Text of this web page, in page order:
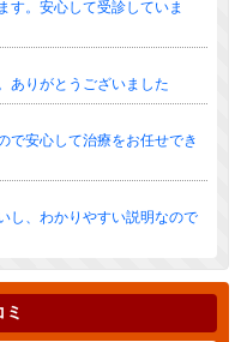
す。安心して受診していま
ありがとうございました
で安心して治療をお任せでき
し、わかりやすい説明なので